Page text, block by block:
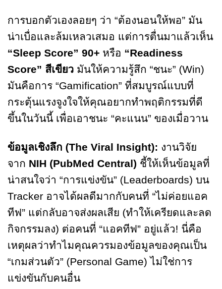
การบอกตัวเองลอยๆ ว่า “ต้องนอนให้พอ” มัน
น่าเบื่อและล้มเหลวเสมอ แต่การตื่นมาแล้วเห็น
“Sleep Score” 90+ หรือ “Readiness
Score” สีเขียว มันให้ความรู้สึก “ชนะ” (Win)
มันคือการ “Gamification” ที่สมบูรณ์แบบที่
กระตุ้นแรงจูงใจให้คุณอยากทำพฤติกรรมที่ดี
ขึ้นในวันนี้ เพื่อเอาชนะ “คะแนน” ของเมื่อวาน
ข้อมูลเชิงลึก (The Viral Insight): งานวิจัย
จาก NIH (PubMed Central) ชี้ให้เห็นข้อมูลที่
น่าสนใจว่า “การแข่งขัน” (Leaderboards) บน
Tracker อาจได้ผลดีมากกับคนที่ “ไม่ค่อยแอค
ทีฟ” แต่กลับอาจส่งผลเสีย (ทำให้เครียดและลด
กิจกรรมลง) ต่อคนที่ “แอคทีฟ” อยู่แล้ว! นี่คือ
เหตุผลว่าทำไมคุณควรมองข้อมูลของคุณเป็น
“เกมส่วนตัว” (Personal Game) ไม่ใช่การ
แข่งขันกับคนอื่น